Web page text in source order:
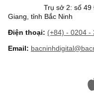
Trụ sở 2: số 49
Giang, tỉnh Bắc Ninh
Điện thoại: (+84) - 0204 -
Email: